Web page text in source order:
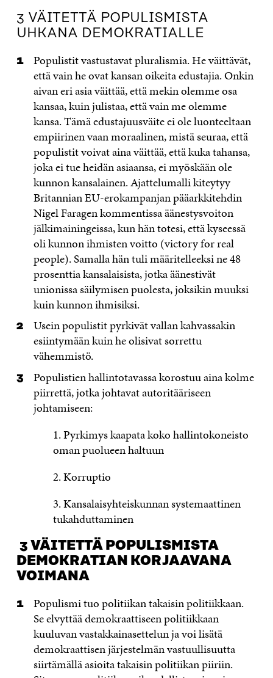
3 VÄITETTÄ POPULISMISTA
UHKANA DEMOKRATIALLE
Populistit vastustavat pluralismia. He väittävät,
että vain he ovat kansan oikeita edustajia. Onkin
aivan eri asia väittää, että mekin olemme osa
kansaa, kuin julistaa, että vain me olemme
kansa. Tämä edustajuusväite ei ole luonteeltaan
empiirinen vaan moraalinen, mistä seuraa, että
populistit voivat aina väittää, että kuka tahansa,
joka ei tue heidän asiaansa, ei myöskään ole
kunnon kansalainen. Ajattelumalli kiteytyy
Britannian EU-erokampanjan pääarkkitehdin
Nigel Faragen kommentissa äänestysvoiton
jälkimainingeissa, kun hän totesi, että kyseessä
oli kunnon ihmisten voitto (victory for real
people). Samalla hän tuli määritelleeksi ne 48
prosenttia kansalaisista, jotka äänestivät
unionissa säilymisen puolesta, joksikin muuksi
kuin kunnon ihmisiksi.
Usein populistit pyrkivät vallan kahvassakin
esiintymään kuin he olisivat sorrettu
vähemmistö.
Populistien hallintotavassa korostuu aina kolme
piirrettä, jotka johtavat autoritääriseen
johtamiseen:
1. Pyrkimys kaapata koko hallintokoneisto
oman puolueen haltuun
2. Korruptio
3. Kansalaisyhteiskunnan systemaattinen
tukahduttaminen
3 VÄITETTÄ POPULISMISTA
DEMOKRATIAN KORJAAVANA
VOIMANA
Populismi tuo politiikan takaisin politiikkaan.
Se elvyttää demokraattiseen politiikkaan
kuuluvan vastakkainasettelun ja voi lisätä
demokraattisen järjestelmän vastuullisuutta
siirtämällä asioita takaisin politiikan piiriin.